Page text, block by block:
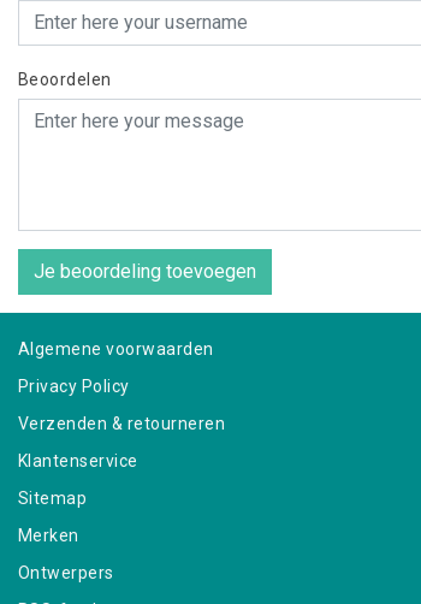
Beoordelen
Je beoordeling toevoegen
Algemene voorwaarden
Privacy Policy
Verzenden & retourneren
Klantenservice
Sitemap
Merken
Ontwerpers